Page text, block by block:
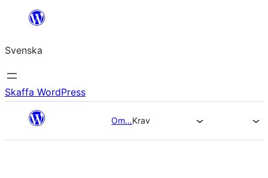
Hoppa
innehåll
Svenska
Skaffa WordPress
Om…Krav